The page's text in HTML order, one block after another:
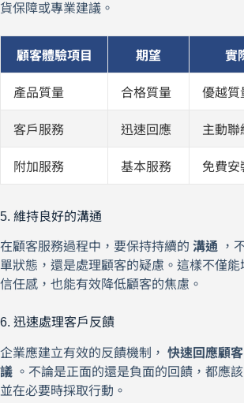
貨保障或專業建議。
顧客體驗項目 期望 實
產品質量 合格質量 優越質
客戶服務 迅速回應 主動聯
附加服務 基本服務 免費安
5. 維持良好的溝通
在顧客服務過程中，要保持持續的 溝通 ，
單狀態，還是處理顧客的疑慮。這樣不僅能
信任感，也能有效降低顧客的焦慮。
6. 迅速處理客戶反饋
企業應建立有效的反饋機制， 快速回應顧
議 。不論是正面的還是負面的回饋，都應該
並在必要時採取行動。